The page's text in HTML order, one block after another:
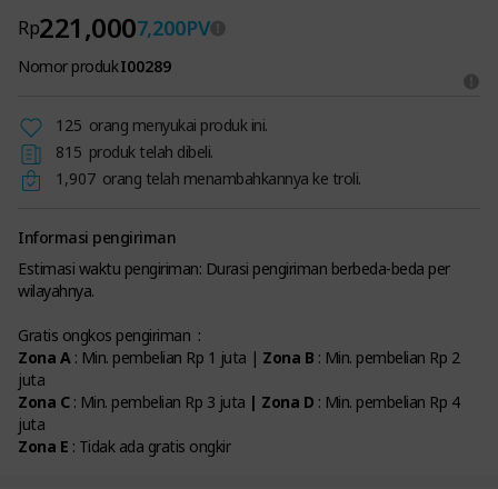
Rp221,0007,200PV
Nomor produkI00289
125 orang menyukai produk ini.
815 produk telah dibeli.
1,907 orang telah menambahkannya ke troli.
Informasi pengiriman
Estimasi waktu pengiriman: Durasi pengiriman berbeda-beda per
wilayahnya.
Gratis ongkos pengiriman :
Zona A: Min. pembelian Rp 1 juta | Zona B : Min. pembelian Rp 2
juta
Zona C: Min. pembelian Rp 3 juta | Zona D : Min. pembelian Rp 4
juta
Zona E : Tidak ada gratis ongkir